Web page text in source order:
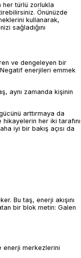
her türlü zorlukla
Önünüzde
kullanarak,
sağladığını
ve dengeleyen bir
enerjileri emmek
aynı zamanda kişinin
arttırmaya da
her iki tarafını
iyi bir bakış açısı da
Bu taş, enerji akışını
bir blok metin: Galen
enerji merkezlerini